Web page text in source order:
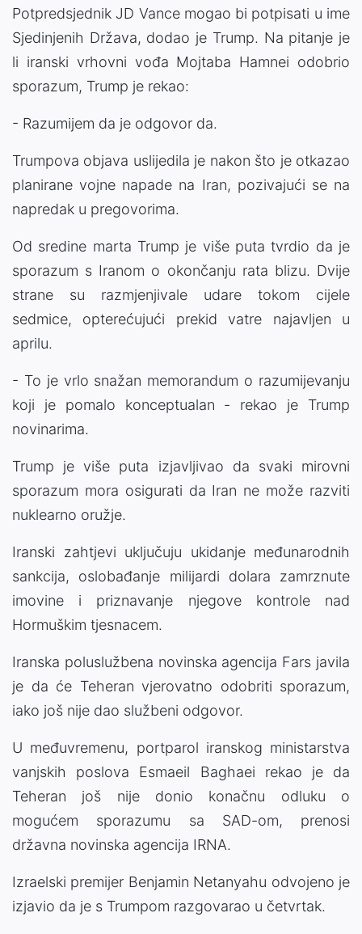
Potpredsjednik JD Vance mogao bi potpisati u ime
Sjedinjenih Država, dodao je Trump. Na pitanje je
li iranski vrhovni vođa Mojtaba Hamnei odobrio
sporazum, Trump je rekao:
- Razumijem da je odgovor da.
Trumpova objava uslijedila je nakon što je otkazao
planirane vojne napade na Iran, pozivajući se na
napredak u pregovorima.
Od sredine marta Trump je više puta tvrdio da je
sporazum s Iranom o okončanju rata blizu. Dvije
strane su razmjenjivale udare tokom cijele
sedmice, opterećujući prekid vatre najavljen u
aprilu.
- To je vrlo snažan memorandum o razumijevanju
koji je pomalo konceptualan - rekao je Trump
novinarima.
Trump je više puta izjavljivao da svaki mirovni
sporazum mora osigurati da Iran ne može razviti
nuklearno oružje.
Iranski zahtjevi uključuju ukidanje međunarodnih
sankcija, oslobađanje milijardi dolara zamrznute
imovine i priznavanje njegove kontrole nad
Hormuškim tjesnacem.
Iranska poluslužbena novinska agencija Fars javila
je da će Teheran vjerovatno odobriti sporazum,
iako još nije dao službeni odgovor.
U međuvremenu, portparol iranskog ministarstva
vanjskih poslova Esmaeil Baghaei rekao je da
Teheran još nije donio konačnu odluku o
mogućem sporazumu sa SAD-om, prenosi
državna novinska agencija IRNA.
Izraelski premijer Benjamin Netanyahu odvojeno je
izjavio da je s Trumpom razgovarao u četvrtak.